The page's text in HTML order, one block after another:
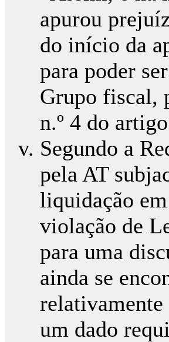
apurou
do início da
para poder
Grupo fiscal,
n.º 4 do
Segundo a
pela AT
liquidação
violação de
para uma
ainda se
um dado